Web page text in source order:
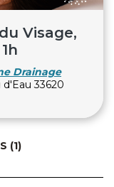
Visage,
Drainage
d'Eau 33620
(1)